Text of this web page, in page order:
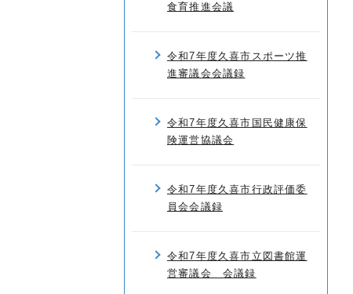
食育推進会議
令和7年度久喜市スポーツ推
進審議会会議録
令和7年度久喜市国民健康保
険運営協議会
令和7年度久喜市行政評価委
員会会議録
令和7年度久喜市立図書館運
営審議会 会議録